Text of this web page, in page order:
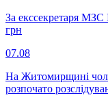
За екссекретаря МЗС
грн
07.08
На Житомирщині
розпочато